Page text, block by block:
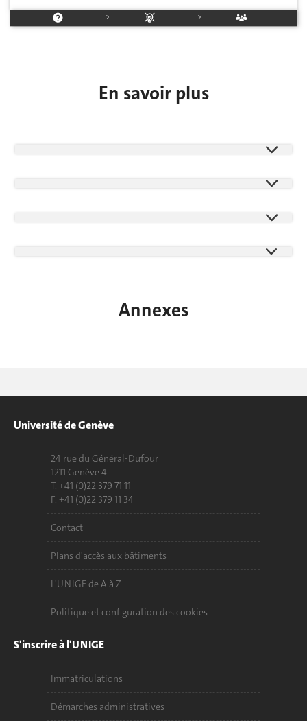
> >
En savoir plus
Annexes
Université de Genève
24 rue du Général-Dufour
1211 Genève 4
T. +41 (0)22 379 71 11
F. +41 (0)22 379 11 34
Contact
Plans d'accès aux bâtiments
L'UNIGE de A à Z
Politique et configuration des cookies
S'inscrire à l'UNIGE
Immatriculations
Démarches administratives